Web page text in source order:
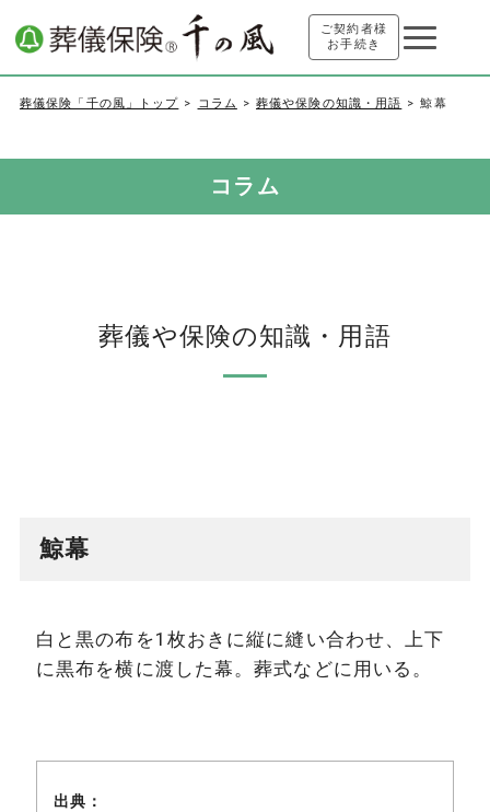
ご契約者様
お手続き
葬儀保険「千の風」トップ コラム 葬儀や保険の知識・用語 鯨幕
コラム
葬儀や保険の知識・用語
鯨幕
白と黒の布を1枚おきに縦に縫い合わせ、上下
に黒布を横に渡した幕。葬式などに用いる。
出典：